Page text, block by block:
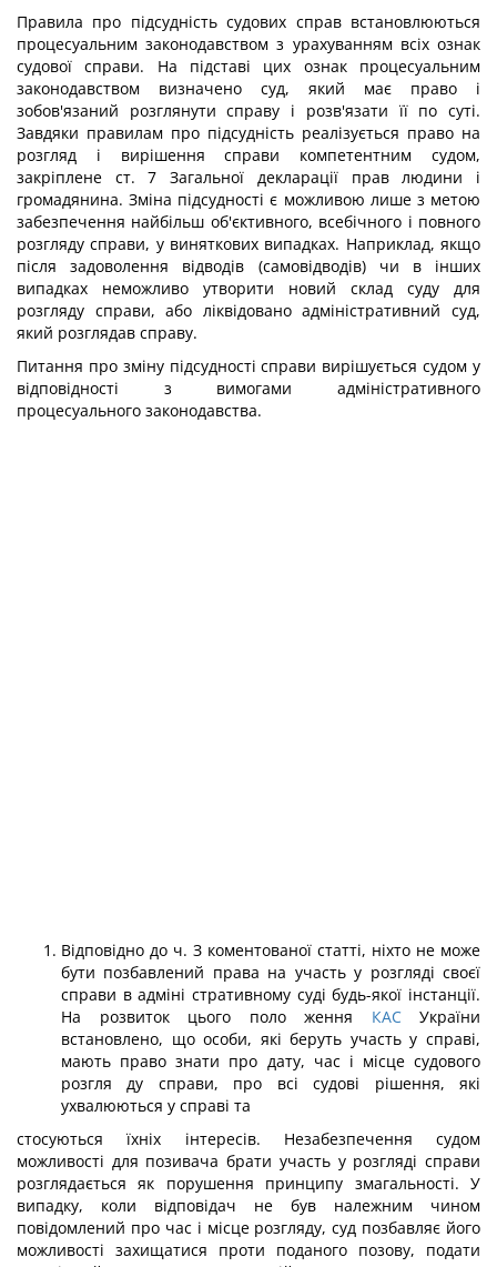
Правила про підсудність судових справ встановлюються
процесуальним законодавством з урахуванням всіх ознак
судової справи. На підставі цих ознак процесуальним
законодавством визначено суд, який має право і
зобов'язаний розглянути справу і розв'язати її по суті.
Завдяки правилам про підсудність реалізується право на
розгляд і вирішення справи компетентним судом,
закріплене ст. 7 Загальної декларації прав людини і
громадянина. Зміна підсудності є можливою лише з метою
забезпечення найбільш об'єктивного, всебічного і повного
розгляду справи, у виняткових випадках. Наприклад, якщо
після задоволення відводів (самовідводів) чи в інших
випадках неможливо утворити новий склад суду для
розгляду справи, або ліквідовано адміністративний суд,
який розглядав справу.
Питання про зміну підсудності справи вирішується судом у
відповідності з вимогами адміністративного
процесуального законодавства.
Відповідно до ч. З коментованої статті, ніхто не може
бути позбавлений права на участь у розгляді своєї
справи в адміні стративному суді будь-якої інстанції.
На розвиток цього поло ження КАСУкраїни
встановлено, що особи, які беруть участь у справі,
мають право знати про дату, час і місце судового
розгля ду справи, про всі судові рішення, які
ухвалюються у справі та
стосуються їхніх інтересів. Незабезпечення судом
можливості для позивача брати участь у розгляді справи
розглядається як порушення принципу змагальності. У
випадку, коли відповідач не був належним чином
повідомлений про час і місце розгляду, суд позбавляє його
можливості захищатися проти поданого позову, подати